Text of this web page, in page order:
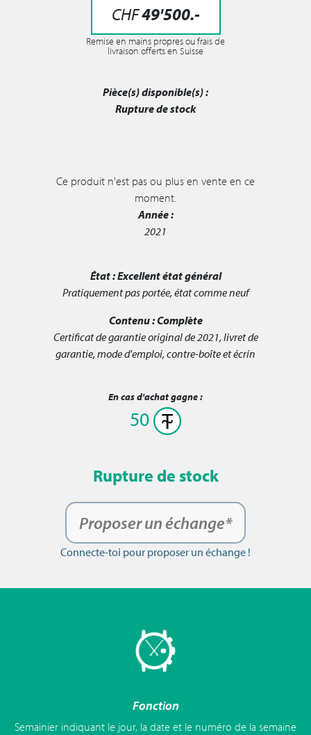
CHF49'500.-
Remise en mains propres ou frais de
livraison offerts en Suisse
Pièce(s) disponible(s) :
Rupture de stock
Ce produit n'est pas ou plus en vente en ce
moment.
Année :
2021
État :Excellent état général
Pratiquement pas portée, état comme neuf
Contenu :Complète
Certificat de garantie original de 2021, livret de
garantie, mode d'emploi, contre-boîte et écrin
En cas d'achat gagne :
50
Rupture de stock
Proposer un échange*
Connecte-toi pour proposer un échange !
Fonction
Semainier indiquant le jour, la date et le numéro de la semaine